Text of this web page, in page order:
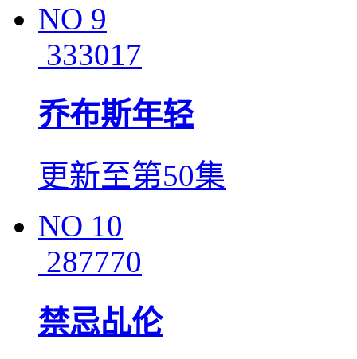
NO 9
333017
乔布斯年轻
更新至第50集
NO 10
287770
禁忌乩伦